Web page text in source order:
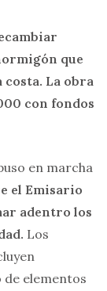
que
costa. La obra
con fondos
en marcha
el Emisario
adentro los
Los
de elementos